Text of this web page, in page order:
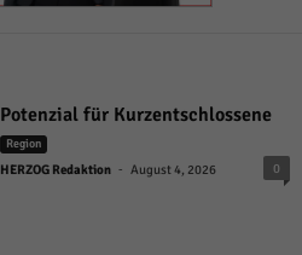
Potenzial für Kurzentschlossene
Region
HERZOG Redaktion - August 4, 2026 0